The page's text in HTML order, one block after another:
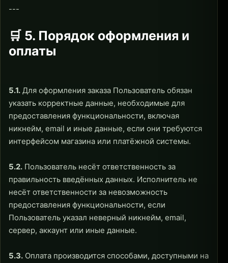
---
🛒 5. Порядок оформления и
оплаты
5.1. Для оформления заказа Пользователь обязан
указать корректные данные, необходимые для
предоставления функциональности, включая
никнейм, email и иные данные, если они требуются
интерфейсом магазина или платёжной системы.
5.2. Пользователь несёт ответственность за
правильность введённых данных. Исполнитель не
несёт ответственности за невозможность
предоставления функциональности, если
Пользователь указал неверный никнейм, email,
сервер, аккаунт или иные данные.
5.3. Оплата производится способами, доступными на